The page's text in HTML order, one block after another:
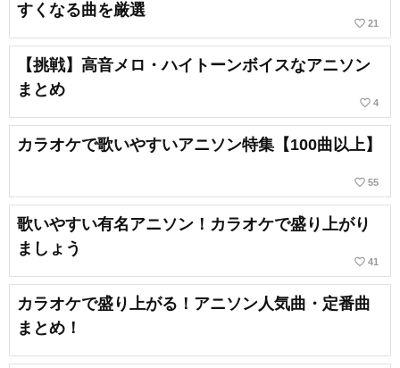
すくなる曲を厳選
favorite_border 21
【挑戦】高音メロ・ハイトーンボイスなアニソン
まとめ
favorite_border 4
カラオケで歌いやすいアニソン特集【100曲以上】
favorite_border 55
歌いやすい有名アニソン！カラオケで盛り上がり
ましょう
favorite_border 41
カラオケで盛り上がる！アニソン人気曲・定番曲
まとめ！